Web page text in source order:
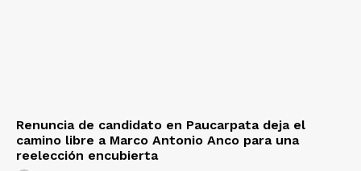
Renuncia de candidato en Paucarpata deja el
camino libre a Marco Antonio Anco para una
reelección encubierta